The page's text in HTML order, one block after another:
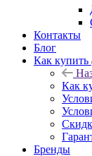
Контакты
Блог
Как купить
Как
Бренды